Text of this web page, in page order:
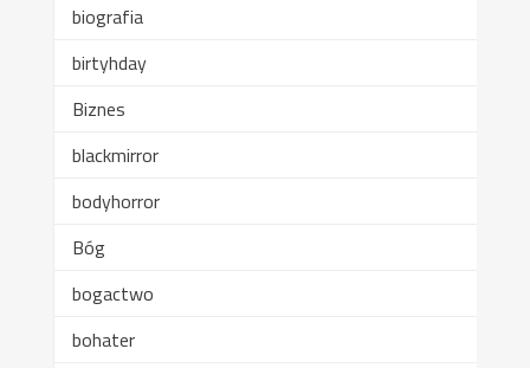
biografia
birtyhday
Biznes
blackmirror
bodyhorror
Bóg
bogactwo
bohater